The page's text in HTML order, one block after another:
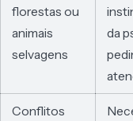
florestas ou
animais
selvagens
da
Conflitos